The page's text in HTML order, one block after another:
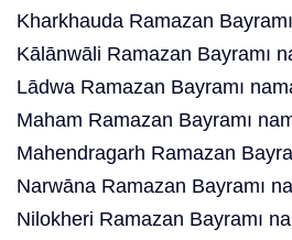
Kharkhauda Ramazan
Kālānwāli Ramazan Bayramı
Lādwa Ramazan Bayramı
Maham Ramazan Bayramı
Mahendragarh Ramazan
Narwāna Ramazan Bayramı
Nilokheri Ramazan Bayramı